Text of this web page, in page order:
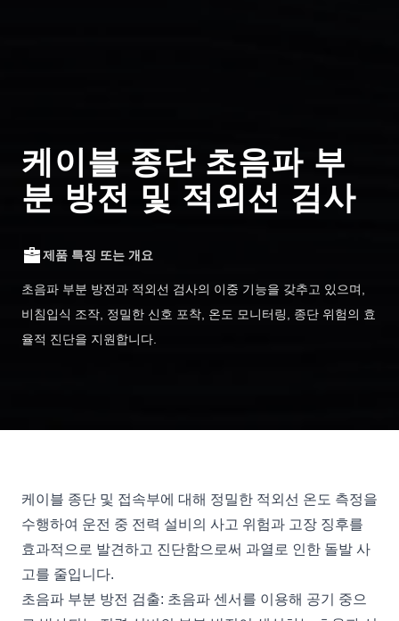
케이블 종단 초음파 부
분 방전 및 적외선 검사
제품 특징 또는 개요
초음파 부분 방전과 적외선 검사의 이중 기능을 갖추고 있으며,
비침입식 조작, 정밀한 신호 포착, 온도 모니터링, 종단 위험의 효
율적 진단을 지원합니다.
케이블 종단 및 접속부에 대해 정밀한 적외선 온도 측정을
수행하여 운전 중 전력 설비의 사고 위험과 고장 징후를
효과적으로 발견하고 진단함으로써 과열로 인한 돌발 사
고를 줄입니다.
초음파 부분 방전 검출: 초음파 센서를 이용해 공기 중으